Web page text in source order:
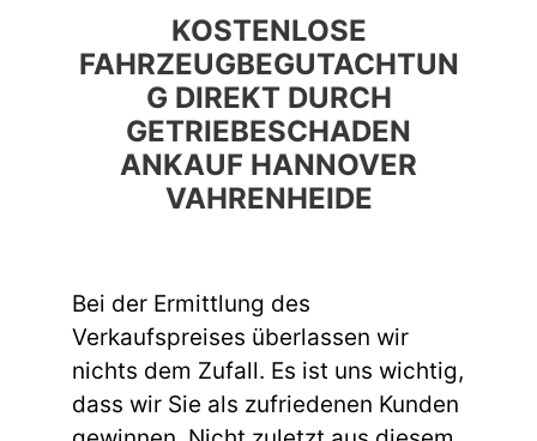
KOSTENLOSE
FAHRZEUGBEGUTACHTUN
G DIREKT DURCH
GETRIEBESCHADEN
ANKAUF HANNOVER
VAHRENHEIDE
Bei der Ermittlung des
Verkaufspreises überlassen wir
nichts dem Zufall. Es ist uns wichtig,
dass wir Sie als zufriedenen Kunden